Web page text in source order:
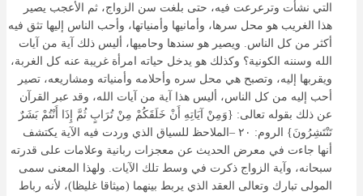
التي نشأت وترعرعت فيه، حتى بلغت سن الزواج، ثم الأعجب يصير
هذا الغريب هو محل سرها، وأمانيها وأمنياتها، وأحب الناس إليها تثق فيه
أكثر من كل الناس. ويصير هو سندها وحاميها، أليس ذلك آية من آيات
الله وسننه الكونية؟ وكذلك هو يدخل حياته امرأة غريبة عنه كل الغربة،
ويقربها إليه، وتصبح هي محل سره وأحلامه وأمنياته ومشاريعه، تصير
أحب إليه من كل الناس، أليس هذا آية من آيات الله، وقد عبر القرآن
عن ذلك بقوله تعالى: {وَمِنْ آيَاتِهِ أَنْ خَلَقَكُمْ مِنْتُرَابٍ ثُمَّ إِذَا أَنْتُمْبَشَرٌ
تَنْتَشِرُونَ} الروم: ٢٠ –الملاحظ للسياق الذي وردت فيه الآية يكتشف
أنها جاءت في معرض الحديث عن معجزات ربانية وعلامات على قدرته
سبحانه، وآية الزواج ذكرت في وسط تلك الآيات. ولهذا المعنى سمى
المولى تبارك وتعالى العقد الذي يربط بينهما (ميثاقا غليظا)، لأنه رباط